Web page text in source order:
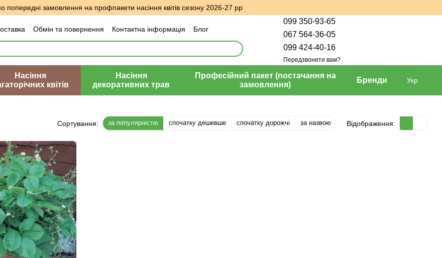
попередні замовлення на профпакети насіння квітів сезону 2026-27 рр
Обмін та повернення Контактна інформація
Блог
про магазин
099 350-93-65
067 564-36-05
099 424-40-16
Передзвонити вам?
Насіння
квітів
Насіння
декоративних трав
Професійний пакет (постачання на
замовлення)
Бренди Укр
Сортування: за популярністю спочатку дешевше спочатку дорожчі за назвою Відображення: